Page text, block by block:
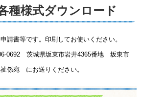
種様式ダウンロード
請書等です。印刷してお使いください。
0692 茨城県坂東市岩井4365番地 坂東市
係宛 にお送りください。